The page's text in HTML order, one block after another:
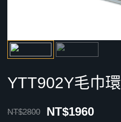
YTT902Y毛巾環
NT$2800 NT$1960